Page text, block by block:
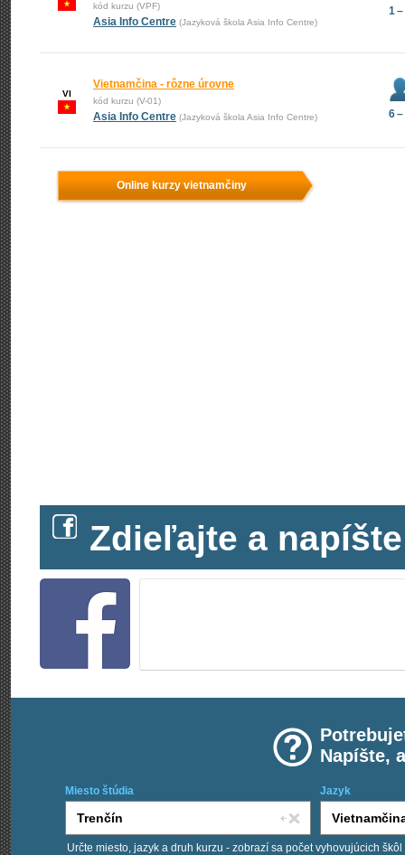
kód kurzu (VPF)
Asia Info Centre (Jazyková škola Asia Info Centre)
1 –
VI
Vietnamčina - rôzne úrovne
kód kurzu (V-01)
Asia Info Centre (Jazyková škola Asia Info Centre) 6 –
Online kurzy vietnamčiny
Zdieľajte a
Napíšte,
Miesto štúdia Jazyk
Určte miesto, jazyk a druh kurzu - zobrazí sa počet vyhovujúcich škôl